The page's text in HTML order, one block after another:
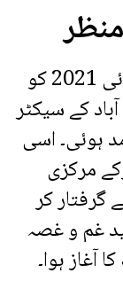
نور مقدم کے قتل کا واقعہ 20 جولائی 2021 کو
کے سیکٹر
ہوئی۔ اسی
مرکزی
گرفتار کر
غم و غصہ
آغاز ہوا۔